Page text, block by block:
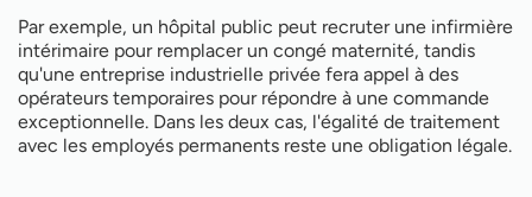
Par exemple, un hôpital public peut recruter une infirmière
intérimaire pour remplacer un congé maternité, tandis
qu'une entreprise industrielle privée fera appel à des
opérateurs temporaires pour répondre à une commande
exceptionnelle. Dans les deux cas, l'égalité de traitement
avec les employés permanents reste une obligation légale.